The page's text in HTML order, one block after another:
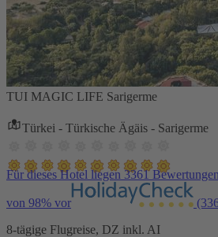
TUI MAGIC LIFE Sarigerme
Türkei - Türkische Ägäis - Sarigerme
Für dieses Hotel liegen 3361
von 98% vor
8-tägige Flugreise, DZ inkl. AI